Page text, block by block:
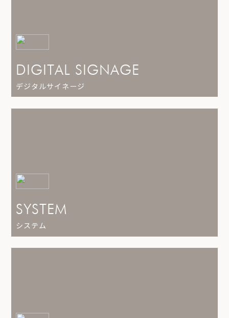
DIGITAL SIGNAGE
デジタルサイネージ
SYSTEM
システム